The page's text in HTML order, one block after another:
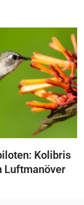
Kolibris
Luftmanöver